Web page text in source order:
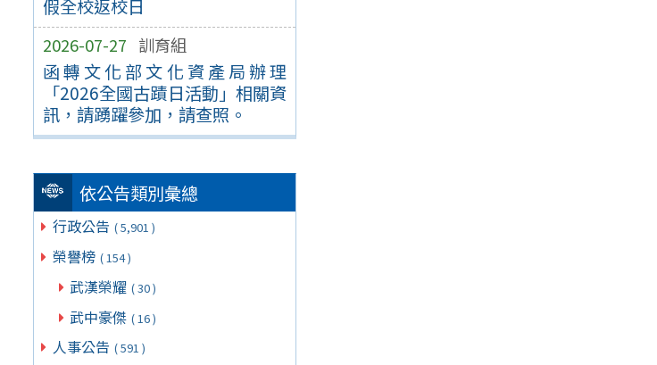
假全校返校日
2026-07-27 訓育組
函轉文化部文化資產局辦理
「2026全國古蹟日活動」相關資
訊，請踴躍參加，請查照。
依公告類別彙總
行政公告 ( 5,901 )
榮譽榜 ( 154 )
武漢榮耀 ( 30 )
武中豪傑 ( 16 )
人事公告 ( 591 )